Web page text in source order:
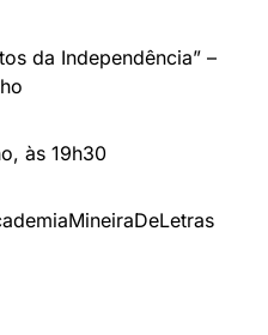
da Independência” –
às 19h30